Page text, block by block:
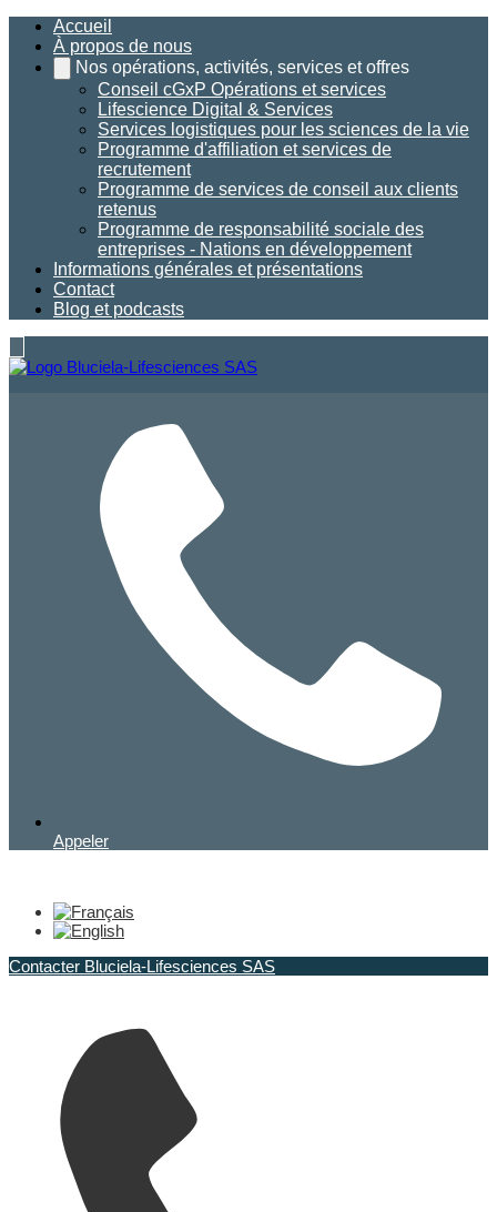
Accueil
À propos de nous
Nos opérations, activités, services et offres
Conseil cGxP Opérations et services
Lifescience Digital & Services
Services logistiques pour les sciences de la vie
Programme d'affiliation et services de
recrutement
Programme de services de conseil aux clients
retenus
Programme de responsabilité sociale des
entreprises - Nations en développement
Informations générales et présentations
Contact
Blog et podcasts
Appeler
Contacter Bluciela-Lifesciences SAS